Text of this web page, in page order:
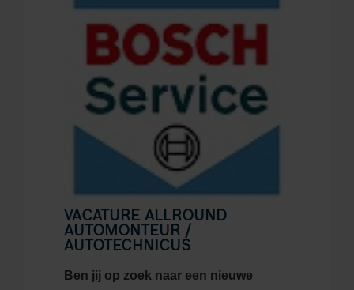
VACATURE ALLROUND
AUTOMONTEUR /
AUTOTECHNICUS
Ben jij op zoek naar een nieuwe